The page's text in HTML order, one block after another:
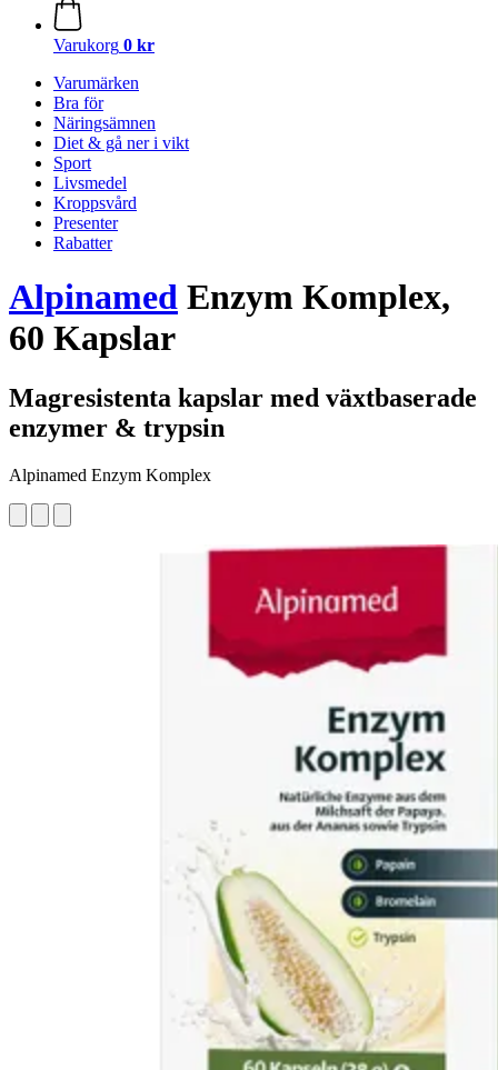
Varukorg 0 kr
Varumärken
Bra för
Näringsämnen
Diet & gå ner i vikt
Sport
Livsmedel
Kroppsvård
Presenter
Rabatter
Alpinamed Enzym Komplex,
60 Kapslar
Magresistenta kapslar med växtbaserade
enzymer & trypsin
Alpinamed Enzym Komplex